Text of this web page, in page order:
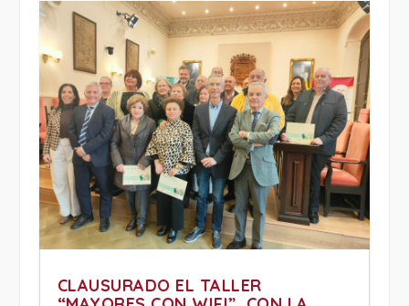
CLAUSURADO EL TALLER